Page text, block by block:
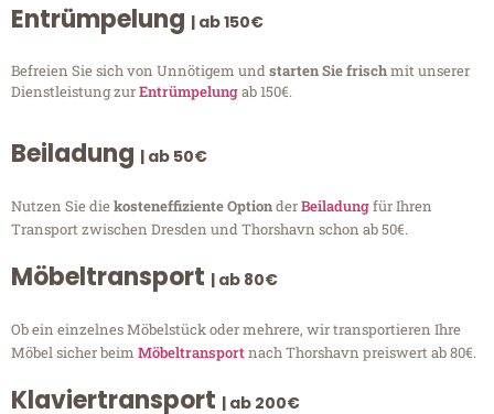
Entrümpelung | ab 150€
Befreien Sie sich von Unnötigem undstarten Sie frischmit unserer
Dienstleistung zurEntrümpelungab 150€.
Beiladung | ab 50€
Nutzen Sie diekosteneffiziente OptionderBeiladungfür Ihren
Transport zwischen Dresden und Thorshavn schon ab 50€.
Möbeltransport | ab 80€
Ob ein einzelnes Möbelstück oder mehrere, wir transportieren Ihre
Möbel sicher beim Möbeltransportnach Thorshavn preiswert ab 80€.
Klaviertransport | ab 200€